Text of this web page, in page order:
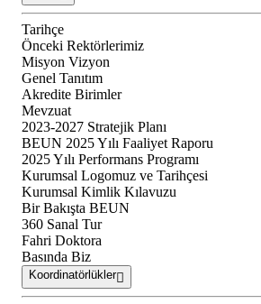
Tarihçe
Önceki Rektörlerimiz
Misyon Vizyon
Genel Tanıtım
Akredite Birimler
Mevzuat
2023-2027 Stratejik Planı
BEUN 2025 Yılı Faaliyet Raporu
2025 Yılı Performans Programı
Kurumsal Logomuz ve Tarihçesi
Kurumsal Kimlik Kılavuzu
Bir Bakışta BEUN
360 Sanal Tur
Fahri Doktora
Basında Biz
Koordinatörlükler